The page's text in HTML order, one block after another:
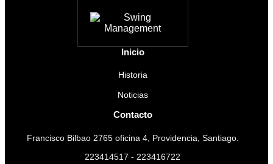
Inicio
Historia
Noticias
Contacto
Francisco Bilbao 2765 oficina 4, Providencia, Santiago.
223414517 - 223416722